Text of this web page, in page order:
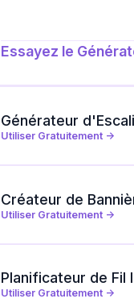
Essayez le
Générateur
Utiliser Gratuitement ->
Créateur de
Utiliser Gratuitement ->
Planificateur de Fil
Utiliser Gratuitement ->